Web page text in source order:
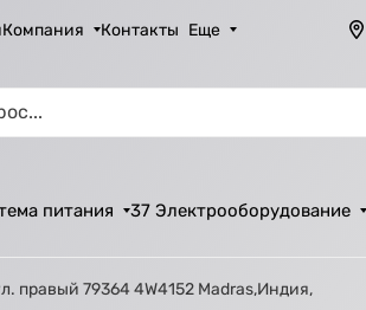
Компания Контакты Еще
питания 37 Электрооборудование
правый 79364 4W4152 Madras,Индия,